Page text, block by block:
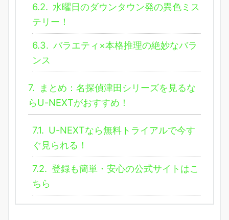
6.2. 水曜日のダウンタウン発の異色ミス
テリー！
6.3. バラエティ×本格推理の絶妙なバラ
ンス
7.
まとめ：名探偵津田シリーズを見るな
らU-NEXTがおすすめ！
7.1. U-NEXTなら無料トライアルで今す
ぐ見られる！
7.2. 登録も簡単・安心の公式サイトはこ
ちら